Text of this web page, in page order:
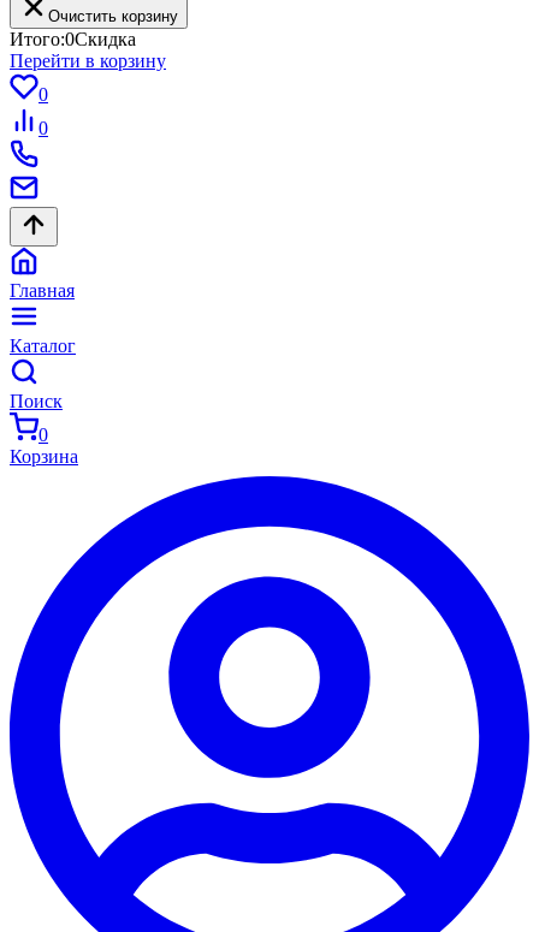
Очистить корзину
Итого:0Скидка
Перейти в корзину
0
0
Главная
Каталог
Поиск
0
Корзина